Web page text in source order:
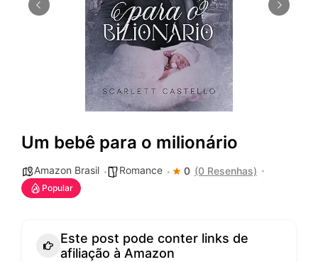
Um bebê para o milionário
Amazon Brasil Romance 0 (0 Resenhas)
Popular
Este post pode conter links de
afiliação à Amazon